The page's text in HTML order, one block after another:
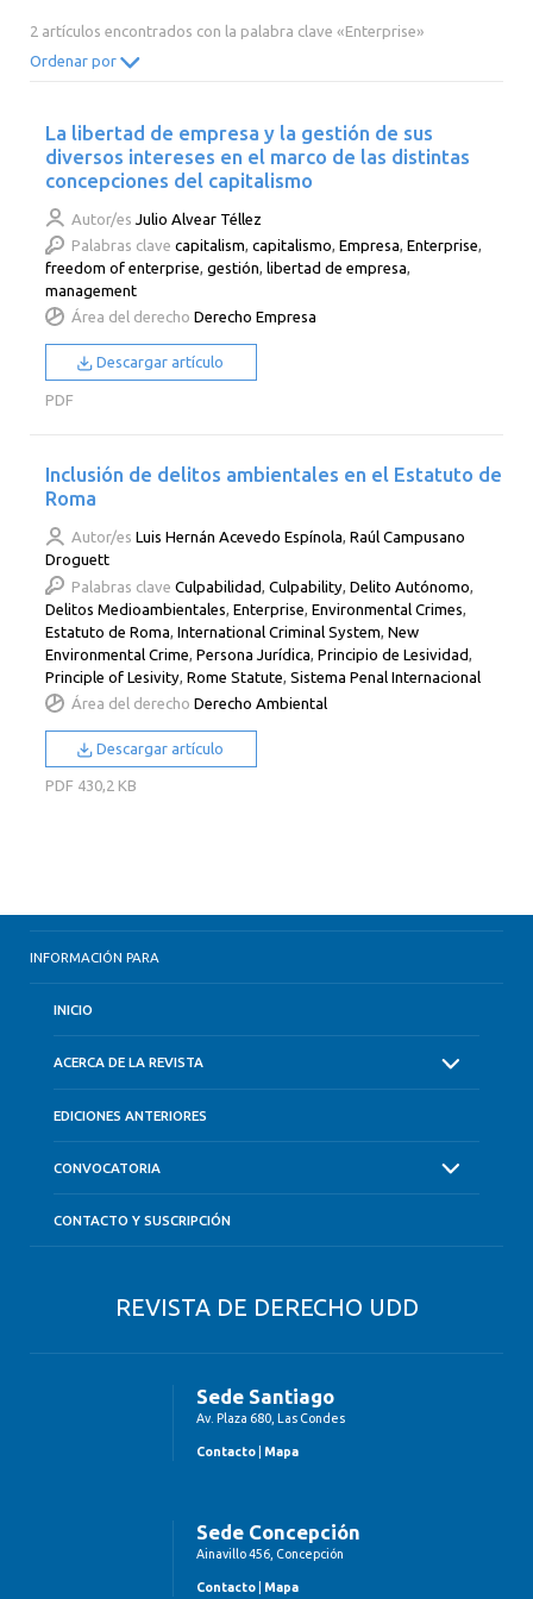
2002 2001
2 artículos encontrados con la palabra clave «Enterprise»
Ordenar por
La libertad de empresa y la gestión de sus
diversos intereses en el marco de las distintas
concepciones del capitalismo
Autor/es Julio Alvear Téllez
Palabras clave capitalism,capitalismo,Empresa,Enterprise,
freedom of enterprise,gestión, libertad de empresa,
management
Área del derecho Derecho Empresa
Descargar artículo
PDF
Inclusión de delitos ambientales en el Estatuto de
Roma
Autor/es Luis Hernán Acevedo Espínola,Raúl Campusano
Droguett
Palabras clave Culpabilidad ,Culpability ,Delito Autónomo
Delitos Medioambientales ,Enterprise ,Environmental Crimes
Estatuto de Roma ,International Criminal System ,New
Environmental Crime ,Persona Jurídica ,Principio de Lesividad
Principle of Lesivity ,Rome Statute ,Sistema Penal Internacional
Área del derecho Derecho Ambiental
Descargar artículo
PDF 430,2 KB
INFORMACIÓN PARA
INICIO
ACERCA DE LA REVISTA
EDICIONES ANTERIORES
CONVOCATORIA
CONTACTO Y SUSCRIPCIÓN
REVISTA DE DERECHO UDD
Sede Santiago
Av. Plaza 680, Las Condes
Contacto Mapa
Sede Concepción
Ainavillo 456, Concepción
Contacto Mapa